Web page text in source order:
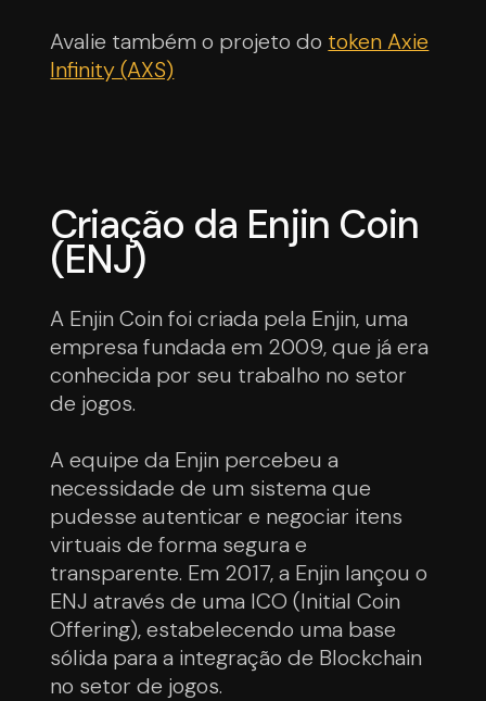
Avalie também o projeto do token Axie
Infinity (AXS)
Criação da Enjin Coin
(ENJ)
A Enjin Coin foi criada pela Enjin, uma
empresa fundada em 2009, que já era
conhecida por seu trabalho no setor
de jogos.
A equipe da Enjin percebeu a
necessidade de um sistema que
pudesse autenticar e negociar itens
virtuais de forma segura e
transparente. Em 2017, a Enjin lançou o
ENJ através de uma ICO (Initial Coin
Offering), estabelecendo uma base
sólida para a integração de Blockchain
no setor de jogos.